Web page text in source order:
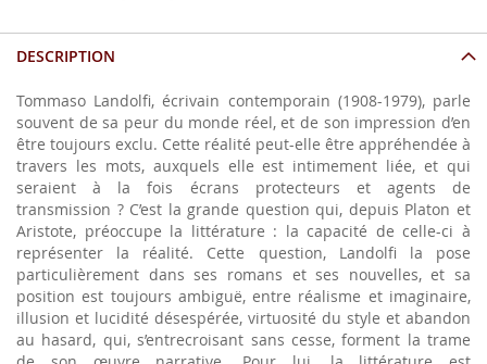
DESCRIPTION
Tommaso Landolfi, écrivain contemporain (1908-1979), parle
souvent de sa peur du monde réel, et de son impression d’en
être toujours exclu. Cette réalité peut-elle être appréhendée à
travers les mots, auxquels elle est intimement liée, et qui
seraient à la fois écrans protecteurs et agents de
transmission ? C’est la grande question qui, depuis Platon et
Aristote, préoccupe la littérature : la capacité de celle-ci à
représenter la réalité. Cette question, Landolfi la pose
particulièrement dans ses romans et ses nouvelles, et sa
position est toujours ambiguë, entre réalisme et imaginaire,
illusion et lucidité désespérée, virtuosité du style et abandon
au hasard, qui, s’entrecroisant sans cesse, forment la trame